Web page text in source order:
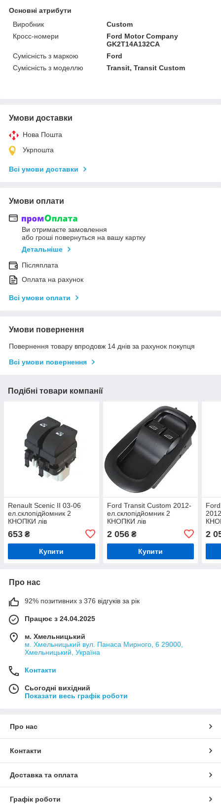
Основні атрибути
Виробник
Custom
Кросс-номери
Ford Motor Company
GK2T14A132CA
Сумісність з маркою
Ford
Сумісність з моделлю
Transit, Transit Custom
Умови доставки
Нова Пошта
Укрпошта
Всі умови доставки
Умови оплати
Ви отримаєте замовлення
або гроші повернуться на вашу картку
Детальніше
Післяплата
Оплата на рахунок
Всі умови оплати
Умови повернення
Повернення товару впродовж 14 днів за рахунок покупця
Всі умови повернення
Подібні товари компанії
Renault Scenic II 03-06
ел.склопідйомник 2
КНОПКИ лів
653 ₴
Купити
Ford Transit Custom 2012-
ел.склопідйомник 2
КНОПКИ лів
2 056₴
Купити
2
Про нас
92% позитивних з 376 відгуків за рік
Працює з 24.04.2025
м. Хмельницький
м. Хмельницький вул. Панаса Мирного, 6 29000,
Хмельницький, Україна
Контакти
Сьогодні вихідний
Показати весь графік роботи
Про нас
Контакти
Доставка та оплата
Графік роботи